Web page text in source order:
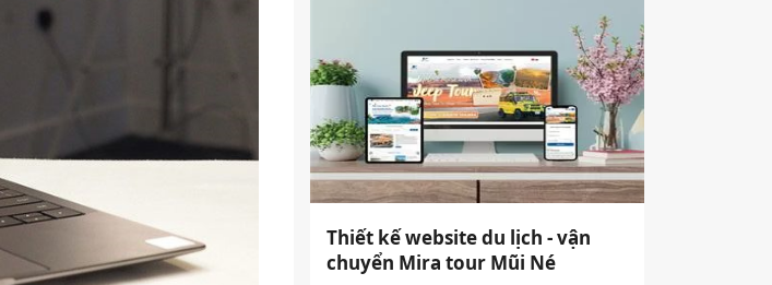
Thiết kế website du lịch - vận
chuyển Mira tour Mũi Né